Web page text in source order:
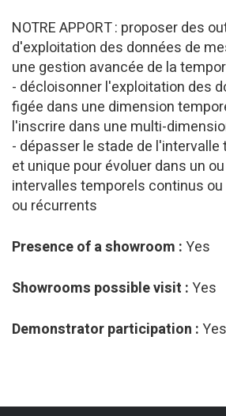
NOTRE APPORT : proposer des
d'exploitation des données de
une gestion avancée de la
- décloisonner l'exploitation des
figée dans une dimension
l'inscrire dans une multi-
- dépasser le stade de
et unique pour évoluer dans un
intervalles temporels continus
ou récurrents
Presence of a showroom :Yes
Showrooms possible visit :Yes
Demonstrator participation :Yes